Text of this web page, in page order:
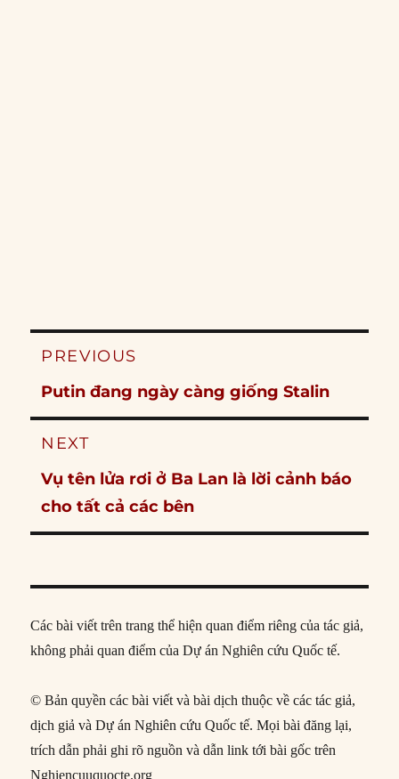
Post
PREVIOUS
Previous
post:
Putin đang ngày càng giống Stalin
NEXT
Next
post:
Vụ tên lửa rơi ở Ba Lan là lời cảnh báo
cho tất cả các bên
Các bài viết trên trang thể hiện quan điểm riêng của tác giả,
không phải quan điểm của Dự án Nghiên cứu Quốc tế.
© Bản quyền các bài viết và bài dịch thuộc về các tác giả,
dịch giả và Dự án Nghiên cứu Quốc tế. Mọi bài đăng lại,
trích dẫn phải ghi rõ nguồn và dẫn link tới bài gốc trên
Nghiencuuquocte.org